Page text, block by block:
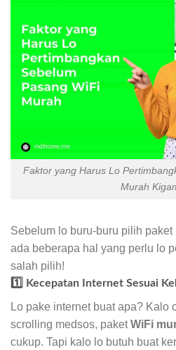
Faktor yang Harus Lo
Murah
Sebelum lo buru-buru pilih paket
ada beberapa hal yang perlu lo
salah pilih!
1️⃣ Kecepatan Internet Sesuai
Lo pake internet buat apa? Kalo
scrolling medsos, paketWiFi
cukup. Tapi kalo lo butuh buat